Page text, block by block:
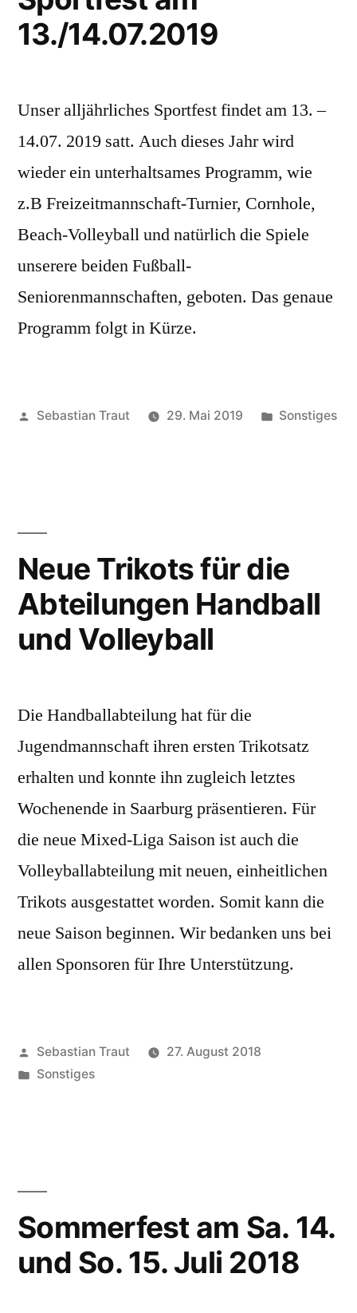
13./14.07.2019
Unser alljährliches Sportfest findet am 13. –
14.07. 2019 satt. Auch dieses Jahr wird
wieder ein unterhaltsames Programm, wie
z.B Freizeitmannschaft-Turnier, Cornhole,
Beach-Volleyball und natürlich die Spiele
unserere beiden Fußball-
Seniorenmannschaften, geboten. Das genaue
Programm folgt in Kürze.
Veröffentlicht
Sebastian Traut 29. Mai 2019 Sonstiges
Neue Trikots für die
Abteilungen Handball
und Volleyball
Die Handballabteilung hat für die
Jugendmannschaft ihren ersten Trikotsatz
erhalten und konnte ihn zugleich letztes
Wochenende in Saarburg präsentieren. Für
die neue Mixed-Liga Saison ist auch die
Volleyballabteilung mit neuen, einheitlichen
Trikots ausgestattet worden. Somit kann die
neue Saison beginnen. Wir bedanken uns bei
allen Sponsoren für Ihre Unterstützung.
Veröffentlicht
von
Sebastian Traut
27. August 2018
Veröffentlicht
Sonstiges
Sommerfest am Sa. 14.
und So. 15. Juli 2018